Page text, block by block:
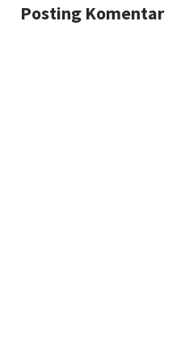
Posting Komentar